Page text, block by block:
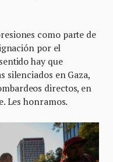
como parte de
por el
hay que
silenciados en Gaza,
directos, en
Les honramos.